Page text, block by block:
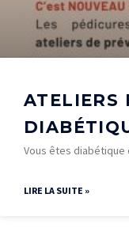
ATELIERS
Vous êtes diabétique
LIRE LA SUITE »